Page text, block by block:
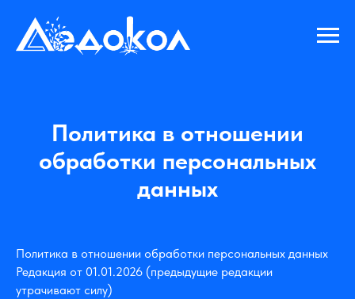
Политика в отношении
обработки персональных
данных
Политика в отношении обработки персональных данных
Редакция от 01.01.2026 (предыдущие редакции
утрачивают силу)